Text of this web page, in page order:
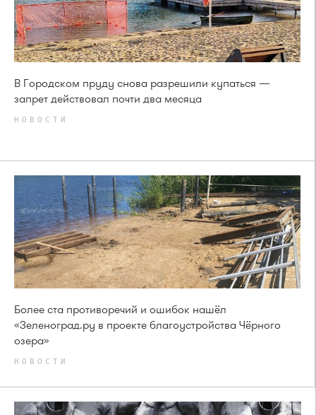
В Городском пруду снова разрешили купаться —
запрет действовал почти два месяца
НОВОСТИ
Более ста противоречий и ошибок нашёл
«Зеленоград.ру в проекте благоустройства Чёрного
озера»
НОВОСТИ